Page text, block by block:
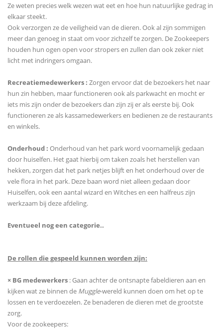
Ze weten precies welk wezen wat eet en hoe hun natuurlijke gedrag in
elkaar steekt.
Ook verzorgen ze de veiligheid van de dieren. Ook al zijn sommigen
meer dan genoeg in staat om voor zichzelf te zorgen. De Zookeepers
houden hun ogen open voor stropers en zullen dan ook zeker niet
licht met indringers omgaan.
Recreatiemedewerkers : Zorgen ervoor dat de bezoekers het naar
hun zin hebben, maar functioneren ook als parkwacht en mocht er
iets mis zijn onder de bezoekers dan zijn zij er als eerste bij. Ook
functioneren ze als kassamedewerkers en bedienen ze de restaurants
en winkels.
Onderhoud : Onderhoud van het park word voornamelijk gedaan
door huiselfen. Het gaat hierbij om taken zoals het herstellen van
hekken, zorgen dat het park netjes blijft en het onderhoud over de
vele flora in het park. Deze baan word niet alleen gedaan door
Huiselfen, ook een aantal wizard en Witches en een halfreus zijn
werkzaam bij deze afdeling.
Eventueel nog een categorie..
De rollen die gespeeld kunnen worden zijn:
× BG medewerkers : Gaan achter de ontsnapte fabeldieren aan en
kijken wat ze binnen de Muggle-wereld kunnen doen om het op te
lossen en te verdoezelen. Ze benaderen de dieren met de grootste
zorg.
Voor de zookeepers: